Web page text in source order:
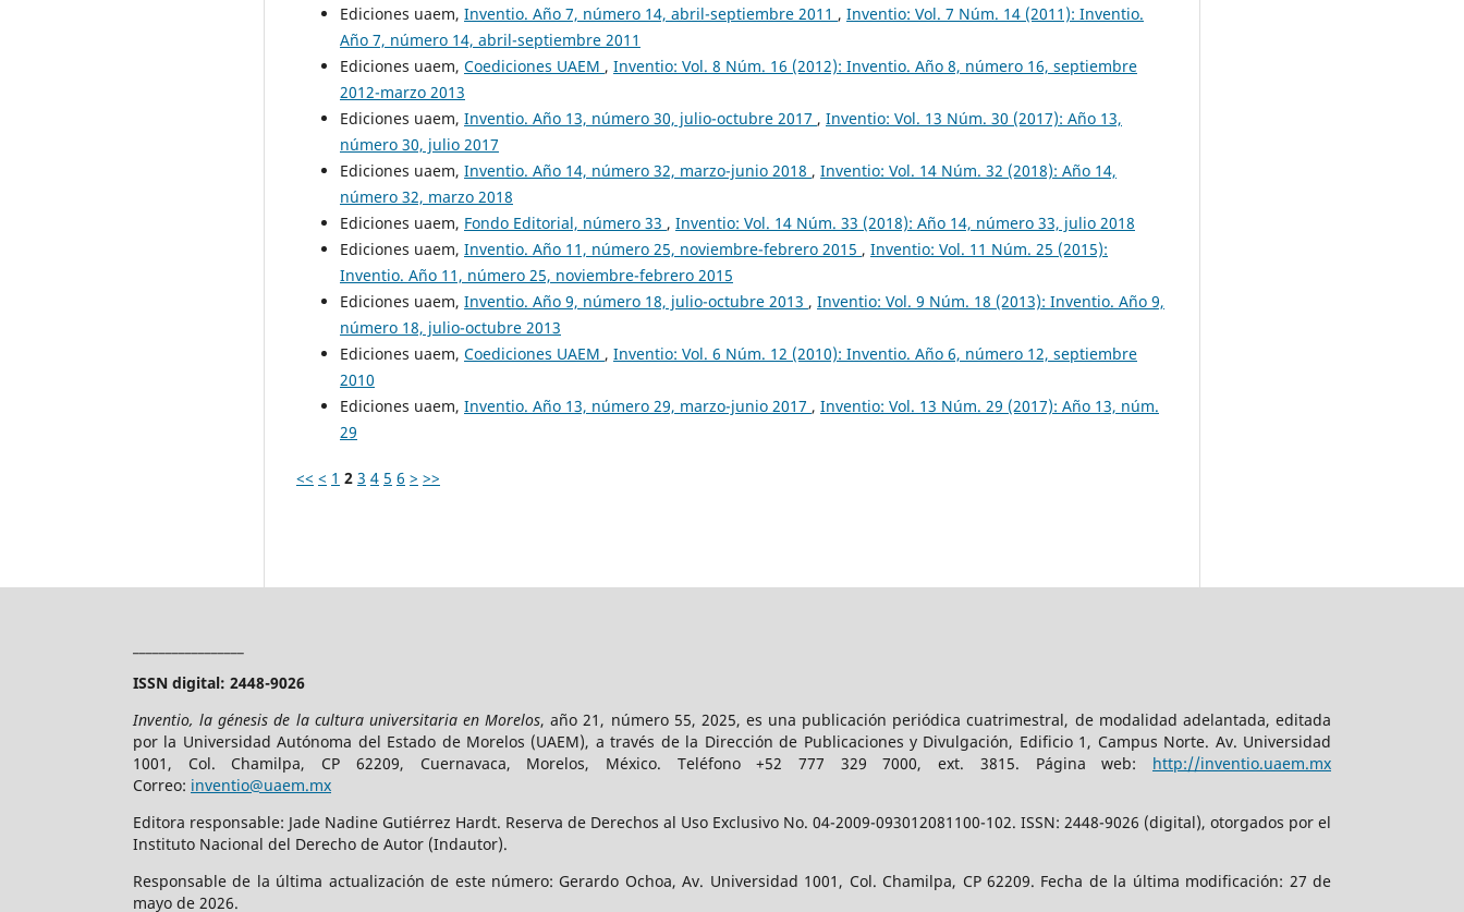
Ediciones uaem, Inventio. Año 7, número 14, abril-septiembre 2011 , Inventio: Vol. 7 Núm. 14 (2011): Inventio.
Año 7, número 14, abril-septiembre 2011
Ediciones uaem, Coediciones UAEM , Inventio: Vol. 8 Núm. 16 (2012): Inventio. Año 8, número 16, septiembre
2012-marzo 2013
Ediciones uaem, Inventio. Año 13, número 30, julio-octubre 2017 , Inventio: Vol. 13 Núm. 30 (2017): Año 13,
número 30, julio 2017
Ediciones uaem, Inventio. Año 14, número 32, marzo-junio 2018 , Inventio: Vol. 14 Núm. 32 (2018): Año 14,
número 32, marzo 2018
Ediciones uaem, Fondo Editorial, número 33 , Inventio: Vol. 14 Núm. 33 (2018): Año 14, número 33, julio 2018
Ediciones uaem, Inventio. Año 11, número 25, noviembre-febrero 2015 , Inventio: Vol. 11 Núm. 25 (2015):
Inventio. Año 11, número 25, noviembre-febrero 2015
Ediciones uaem, Inventio. Año 9, número 18, julio-octubre 2013 , Inventio: Vol. 9 Núm. 18 (2013): Inventio. Año 9,
número 18, julio-octubre 2013
Ediciones uaem, Coediciones UAEM , Inventio: Vol. 6 Núm. 12 (2010): Inventio. Año 6, número 12, septiembre
2010
Ediciones uaem, Inventio. Año 13, número 29, marzo-junio 2017 , Inventio: Vol. 13 Núm. 29 (2017): Año 13, núm.
29
<< < 1 2 3 4 5 6 > >>
ISSN digital: 2448-9026
Inventio, la génesis de la cultura universitaria en Morelos, año 21, número 55, 2025, es una publicación periódica cuatrimestral, de modalidad adelantada, editada
por la Universidad Autónoma del Estado de Morelos (UAEM), a través de la Dirección de Publicaciones y Divulgación, Edificio 1, Campus Norte. Av. Universidad
1001, Col. Chamilpa, CP 62209, Cuernavaca, Morelos, México. Teléfono +52 777 329 7000, ext. 3815. Página web: http://inventio.uaem.mx
Correo: inventio@uaem.mx
Editora responsable: Jade Nadine Gutiérrez Hardt. Reserva de Derechos al Uso Exclusivo No. 04-2009-093012081100-102. ISSN: 2448-9026 (digital), otorgados por el
Instituto Nacional del Derecho de Autor (Indautor).
Responsable de la última actualización de este número: Gerardo Ochoa, Av. Universidad 1001, Col. Chamilpa, CP 62209. Fecha de la última modificación: 27 de
mayo de 2026.